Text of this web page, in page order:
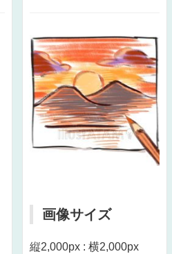
画像サイズ
縦2,000px : 横2,000px